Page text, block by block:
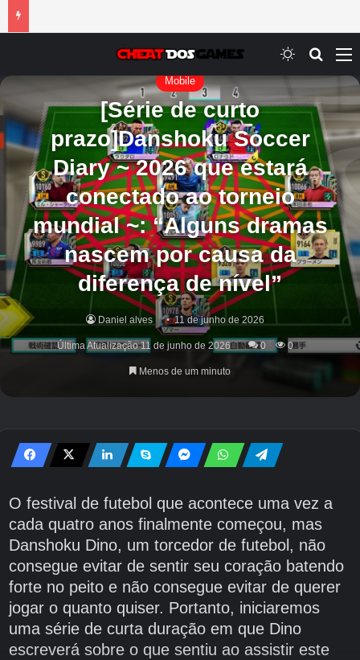
Switch skin
Mobile
[Série de curto
prazo]Danshoku Soccer
Diary ~ 2026 que estará
conectado ao torneio
mundial ~: “Alguns dramas
nascem por causa da
diferença de nível”
Daniel alves 11 de junho de 2026
Última Atualização 11 de junho de 2026 0 0
Menos de um minuto
O festival de futebol que acontece uma vez a
cada quatro anos finalmente começou, mas
Danshoku Dino, um torcedor de futebol, não
consegue evitar de sentir seu coração batendo
forte no peito e não consegue evitar de querer
jogar o quanto quiser. Portanto, iniciaremos
uma série de curta duração em que Dino
escreverá sobre o que sentiu ao assistir este